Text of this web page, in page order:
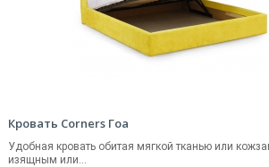
Кровать Corners Гоа
Удобная кровать обитая мягкой тканью или
изящным или...